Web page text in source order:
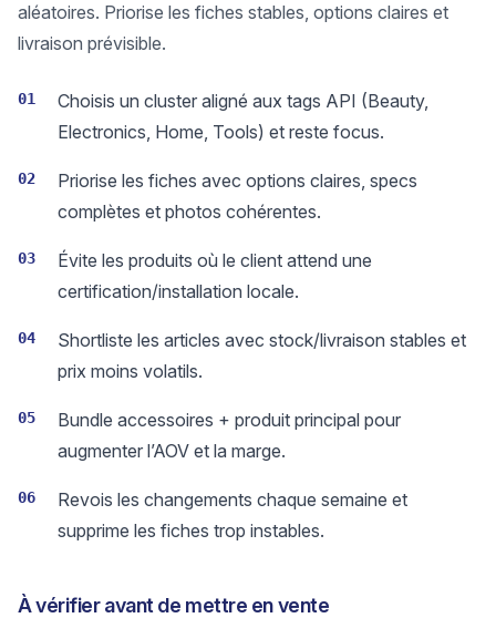
aléatoires. Priorise les fiches stables, options claires et
livraison prévisible.
01
Choisis un cluster aligné aux tags API (Beauty,
Electronics, Home, Tools) et reste focus.
02
Priorise les fiches avec options claires, specs
complètes et photos cohérentes.
03
Évite les produits où le client attend une
certification/installation locale.
04
Shortliste les articles avec stock/livraison stables et
prix moins volatils.
05
Bundle accessoires + produit principal pour
augmenter l’AOV et la marge.
06
Revois les changements chaque semaine et
supprime les fiches trop instables.
À vérifier avant de mettre en vente